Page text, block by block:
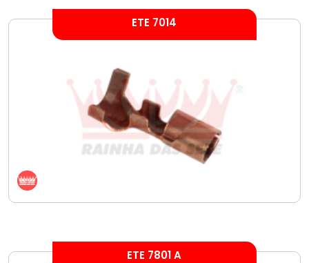
ETE 7014
ETE 7801 A